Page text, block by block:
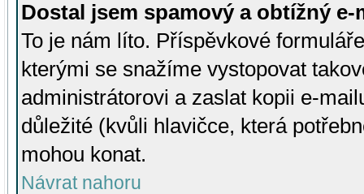
Dostal jsem spamový a obtížný
To je nám líto. Příspěvkové
kterými se snažíme vystopovat
administrátorovi a zaslat kopii e-
důležité (kvůli hlavičce, která
mohou konat.
Návrat nahoru